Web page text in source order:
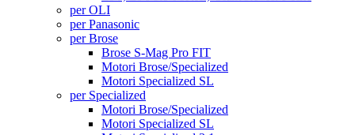
per OLI
per Panasonic
per Brose
Brose S-Mag Pro FIT
Motori Brose/Specialized
Motori Specialized SL
per Specialized
Motori Brose/Specialized
Motori Specialized SL